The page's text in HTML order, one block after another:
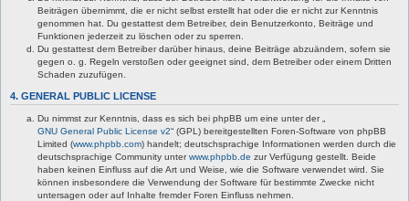
Beiträgen übernimmt, die er nicht selbst erstellt hat oder die er nicht zur Kenntnis
genommen hat. Du gestattest dem Betreiber, dein Benutzerkonto, Beiträge und
Funktionen jederzeit zu löschen oder zu sperren.
Du gestattest dem Betreiber darüber hinaus, deine Beiträge abzuändern, sofern sie
gegen o. g. Regeln verstoßen oder geeignet sind, dem Betreiber oder einem Dritten
Schaden zuzufügen.
4. GENERAL PUBLIC LICENSE
Du nimmst zur Kenntnis, dass es sich bei phpBB um eine unter der „
GNU General Public License v2“ (GPL) bereitgestellten Foren-Software von phpBB
Limited (www.phpbb.com) handelt; deutschsprachige Informationen werden durch die
deutschsprachige Community unterwww.phpbb.de zur Verfügung gestellt. Beide
haben keinen Einfluss auf die Art und Weise, wie die Software verwendet wird. Sie
können insbesondere die Verwendung der Software für bestimmte Zwecke nicht
untersagen oder auf Inhalte fremder Foren Einfluss nehmen.